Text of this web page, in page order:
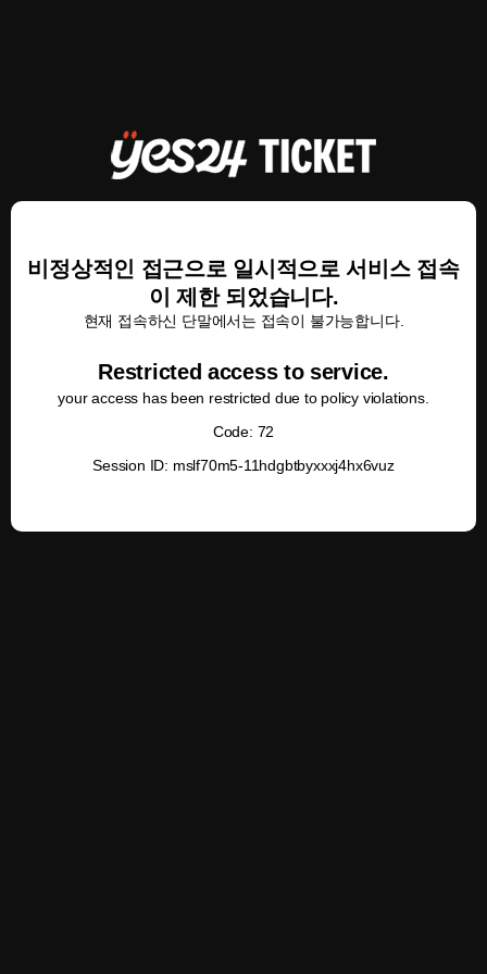
비정상적인 접근으로 일시적으로 서비스 접속
이 제한 되었습니다.
현재 접속하신 단말에서는 접속이 불가능합니다.
Restricted access to service.
your access has been restricted due to policy violations.
Code: 72
Session ID: mslf70m5-11hdgbtbyxxxj4hx6vuz